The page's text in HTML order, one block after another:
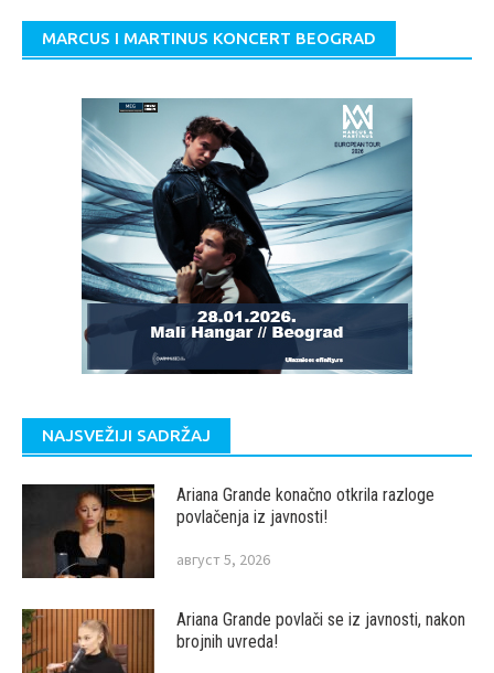
MARCUS I MARTINUS KONCERT BEOGRAD
NAJSVEŽIJI SADRŽAJ
Ariana Grande konačno otkrila razloge
povlačenja iz javnosti!
август 5, 2026
Ariana Grande povlači se iz javnosti, nakon
brojnih uvreda!